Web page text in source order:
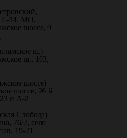
Г-34. МО,
шоссе, 9
ш.)
ш., 103,
шоссе)
шоссе, 26-й
и А-2
Слобода)
76/2, село
19-21